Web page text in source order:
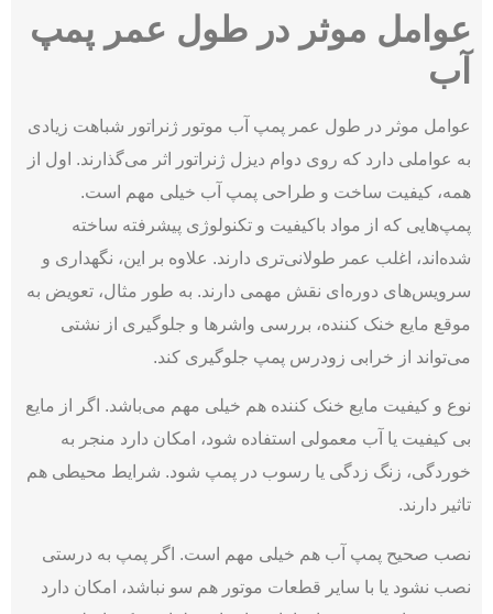
عوامل موثر در طول عمر پمپ
آب
عوامل موثر در طول عمر پمپ آب موتور ژنراتور شباهت زیادی
به عواملی دارد که روی دوام دیزل ژنراتور اثر می‌گذارند. اول از
همه، کیفیت ساخت و طراحی پمپ آب خیلی مهم است.
پمپ‌هایی که از مواد باکیفیت و تکنولوژی پیشرفته ساخته
شده‌اند، اغلب عمر طولانی‌تری دارند. علاوه بر این، نگهداری و
سرویس‌‌های دوره‌ای نقش مهمی دارند. به طور مثال، تعویض به
موقع مایع خنک ‌کننده، بررسی واشرها و جلوگیری از نشتی
می‌‌تواند از خرابی زودرس پمپ جلوگیری کند.
نوع و کیفیت مایع خنک‌ کننده هم خیلی مهم می‌باشد. اگر از مایع
بی ‌کیفیت یا آب معمولی استفاده شود، امکان دارد منجر به
خوردگی، زنگ ‌زدگی یا رسوب در پمپ شود. شرایط محیطی هم
تاثیر دارند.
نصب صحیح پمپ آب هم خیلی مهم است. اگر پمپ به درستی
نصب نشود یا با سایر قطعات موتور هم سو نباشد، امکان دارد